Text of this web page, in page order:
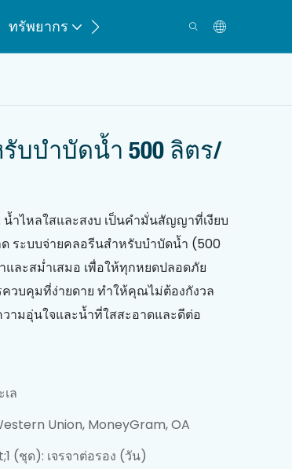
ทรัพยากร
บบำบัดน้ำ 500 ลิตร/
ำไหลใสและสงบ เป็นคำมั่นสัญญาที่เงียบ
ระบบจ่ายคลอรีนสำหรับบำบัดน้ำ (500
ละสม่ำเสมอ เพื่อให้ทุกหยดปลอดภัย
วบคุมที่ง่ายดาย ทำให้คุณไม่ต้องกังวล
ามอุ่นใจและน้ำที่ใสสะอาดและดีต่อ
ล
Union, MoneyGram, OA
(ชุด): เจรจาต่อรอง (วัน)